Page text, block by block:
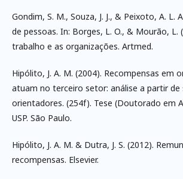
Gondim, S. M., Souza, J. J., & Peixoto, A. L.
de pessoas. In: Borges, L. O., & Mourão, L.
trabalho e as organizações. Artmed.
Hipólito, J. A. M. (2004). Recompensas em
atuam no terceiro setor: análise a partir de
orientadores. (254f). Tese (Doutorado em
USP. São Paulo.
Hipólito, J. A. M. & Dutra, J. S. (2012).
recompensas. Elsevier.